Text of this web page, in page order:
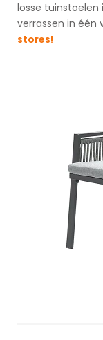
losse tuinstoelen
verrassen in één
stores!